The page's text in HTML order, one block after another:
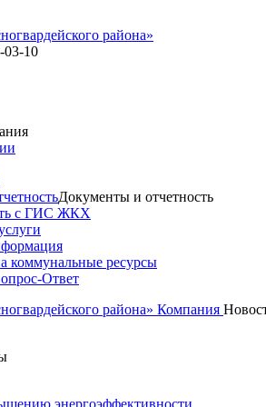
района»
03-10
Документы и отчетность
с ГИС ЖКХ
коммунальные ресурсы
Ответ
района» Компания
энергоэффективности